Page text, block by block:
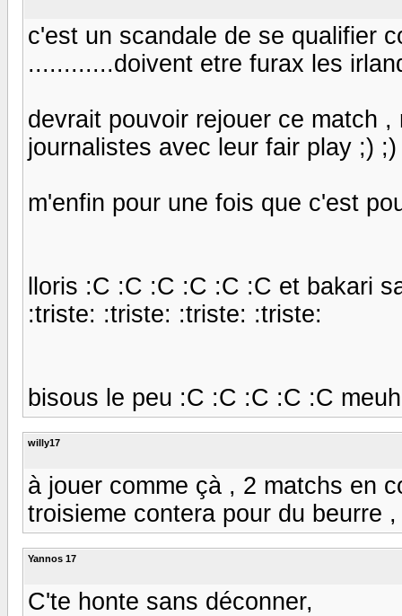
c'est un scandale de se qualifier
............doivent etre furax les
devrait pouvoir rejouer ce match
journalistes avec leur fair play ;)
m'enfin pour une fois que c'est
lloris :C :C :C :C :C :C et bakari
:triste: :triste: :triste: :triste:
bisous le peu :C :C :C :C :C
willy17
à jouer comme çà , 2 matchs en
troisieme contera pour du beurre
Yannos 17
C'te honte sans déconner,